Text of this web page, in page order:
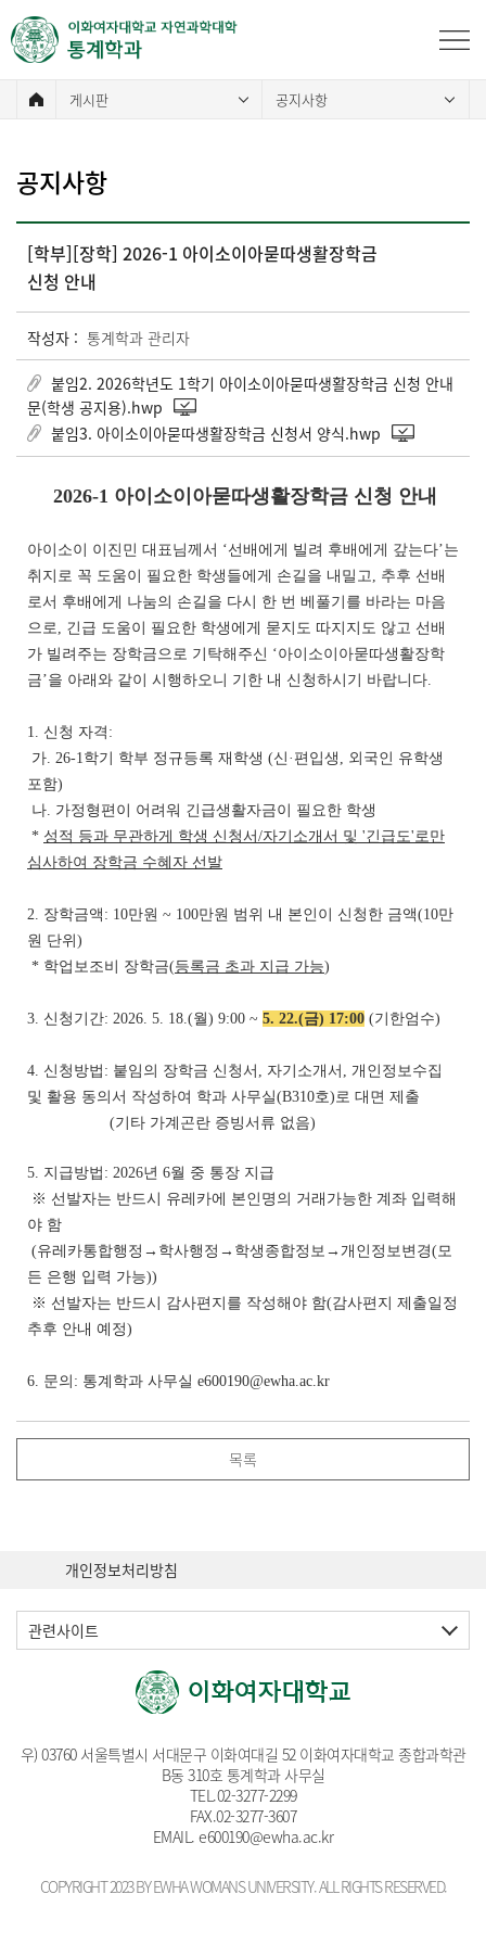
게시판 공지사항
공지사항
[학부][장학] 2026-1 아이소이아묻따생활장학금
신청 안내
작성자 : 통계학과 관리자
붙임2. 2026학년도 1학기 아이소이아묻따생활장학금 신청 안내
문(학생 공지용).hwp
붙임3. 아이소이아묻따생활장학금 신청서 양식.hwp
2026-1 아이소이아묻따생활장학금 신청 안내
아이소이 이진민 대표님께서 ‘선배에게 빌려 후배에게 갚는다’는
취지로 꼭 도움이 필요한 학생들에게 손길을 내밀고, 추후 선배
로서 후배에게 나눔의 손길을 다시 한 번 베풀기를 바라는 마음
으로, 긴급 도움이 필요한 학생에게 묻지도 따지지도 않고 선배
가 빌려주는 장학금으로 기탁해주신 ‘아이소이아묻따생활장학
금’을 아래와 같이 시행하오니 기한 내 신청하시기 바랍니다.
1. 신청 자격:
가. 26-1학기 학부 정규등록 재학생 (신·편입생, 외국인 유학생
포함)
나. 가정형편이 어려워 긴급생활자금이 필요한 학생
* 성적 등과 무관하게 학생 신청서 /자기소개서 및 '긴급도'로만
심사하여 장학금 수혜자 선발
2. 장학금액: 10만원 ~ 100만원 범위 내 본인이 신청한 금액(10만
원 단위)
* 학업보조비 장학금(등록금 초과 지급 가능)
3. 신청기간: 2026. 5. 18.(월) 9:00 ~ 5. 22.(금) 17:00 (기한엄수)
4. 신청방법: 붙임의 장학금 신청서, 자기소개서, 개인정보수집
및 활용 동의서 작성하여 학과 사무실(B310호)로 대면 제출
(기타 가계곤란 증빙서류 없음)
5. 지급방법: 2026년 6월 중 통장 지급
※ 선발자는 반드시 유레카에 본인명의 거래가능한 계좌 입력해
야 함
(유레카통합행정→학사행정→학생종합정보→개인정보변경(모
든 은행 입력 가능))
※ 선발자는 반드시 감사편지를 작성해야 함(감사편지 제출일정
추후 안내 예정)
6. 문의: 통계학과 사무실 e600190@ewha.ac.kr
목록
개인정보처리방침
관련사이트
우) 03760 서울특별시 서대문구 이화여대길 52 이화여자대학교 종합과학관
B동 310호 통계학과 사무실
TEL.02-3277-2299
FAX.02-3277-3607
EMAIL. e600190@ewha.ac.kr
COPYRIGHT 2023 BY EWHA WOMANS UNIVERSITY. ALL RIGHTS RESERVED.